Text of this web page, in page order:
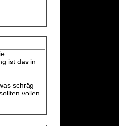
ist das in
schräg
vollen